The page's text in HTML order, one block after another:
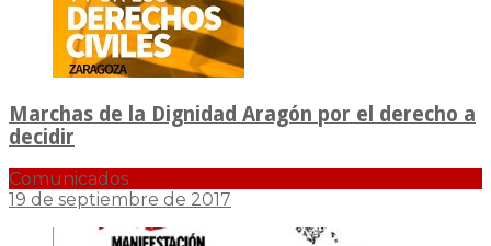
Marchas de la Dignidad Aragón por el derecho a
decidir
Comunicados
19 de septiembre de 2017